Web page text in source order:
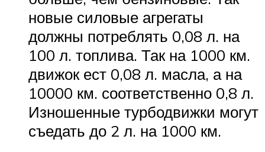
новые силовые агрегаты
должны потреблять 0,08 л. на
100 л. топлива. Так на 1000 км.
движок ест 0,08 л. масла, а на
10000 км. соответственно 0,8 л.
Изношенные турбодвижки могут
съедать до 2 л. на 1000 км.